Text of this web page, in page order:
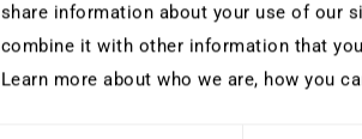
share information about your use of our
combine it with other information that
Learn more about who we are, how you